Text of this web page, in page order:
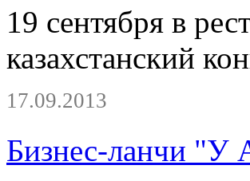
19 сентября в
казахстанский
17.09.2013
Бизнес-ланчи "У